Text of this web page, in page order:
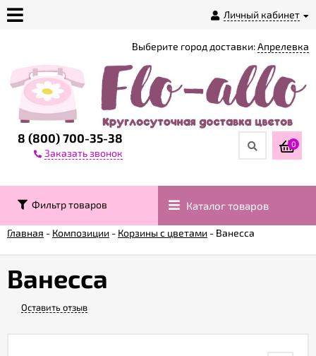
Личный кабинет
магазине
Доставка
Контакты
Гарантии
8 (800) 700-35-38
Заказать звонок
Выберите город доставки:Апрелевка
0
Фильтр товаров Каталог товаров
Главная - Композиции - Корзины с цветами - Ванесса
Ванесса
Оставить отзыв